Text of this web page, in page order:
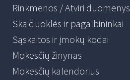
Rinkmenos / Atviri duomenys
Skaičiuoklės ir pagalbininkai
Sąskaitos ir įmokų kodai
Mokesčių žinynas
Mokesčių kalendorius